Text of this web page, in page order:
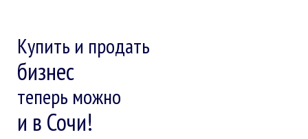
Купить и продать
бизнес
теперь можно
и в Сочи!